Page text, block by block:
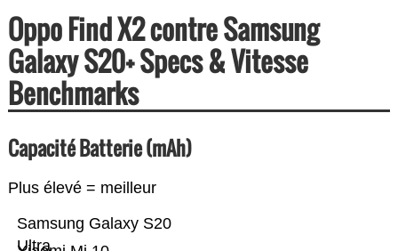
Oppo Find X2 contre Samsung
Galaxy S20+ Specs & Vitesse
Benchmarks
Capacité Batterie (mAh)
Plus élevé = meilleur
Samsung Galaxy S20
Ultra